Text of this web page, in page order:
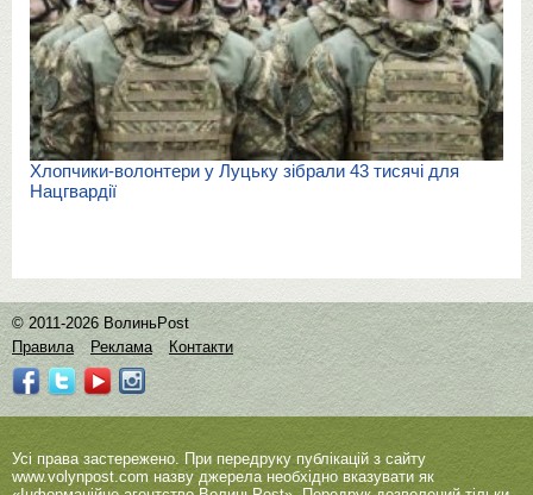
Хлопчики-волонтери у Луцьку зібрали 43 тисячі для
Нацгвардії
© 2011-2026 ВолиньPost
Правила
Реклама Контакти
Усі права застережено. При передруку публікацій з сайту
www.volynpost.com назву джерела необхідно вказувати як